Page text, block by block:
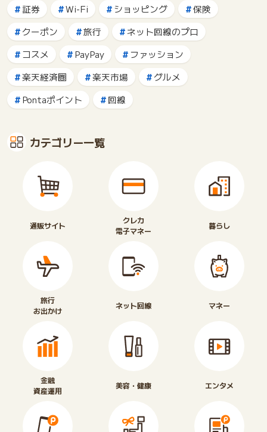
証券
Wi-Fi ショッピング
保険
クーポン
旅行
ネット回線のプロ
コスメ
PayPay
ファッション
楽天経済圏
楽天市場
グルメ
Pontaポイント
回線
カテゴリー一覧
通販サイト
クレカ
電子マネー
暮らし
旅行
お出かけ
ネット回線 マネー
金融
資産運用
美容・健康 エンタメ